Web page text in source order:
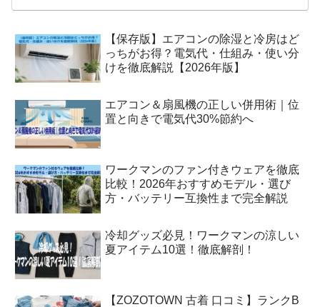
【保存版】エアコンの除湿と冷房はど
っちがお得？電気代・仕組み・使い分
けを徹底解説【2026年版】
エアコン＆扇風機の正しい併用術｜位
置と向きで電気代30%節約へ
ワークマンのファン付きウェアを徹底
比較！2026年おすすめモデル・選び
方・バッテリー互換性まで完全解説
冷却グッズ必見！ワークマンの涼しい
夏アイテム10選！徹底解剖！
【ZOZOTOWN 古着 口コミ】ランクB